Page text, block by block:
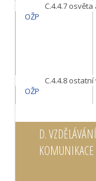
C.4.4.7 osvěta
OŽP
C.4.4.8 ostatní
OŽP
D.